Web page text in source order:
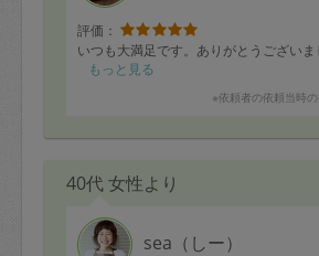
評価：
いつも大満足です。ありがとうございま
もっと見る
※依頼者の依頼当時の
40代 女性より
sea（しー）